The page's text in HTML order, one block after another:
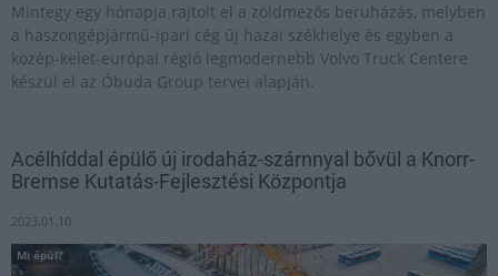
Mintegy egy hónapja rajtolt el a zöldmezős beruházás, melyben
a haszongépjármű-ipari cég új hazai székhelye és egyben a
közép-kelet-európai régió legmodernebb Volvo Truck Centere
készül el az Óbuda Group tervei alapján.
Acélhíddal épülő új irodaház-szárnnyal bővül a Knorr-
Bremse Kutatás-Fejlesztési Központja
2023.01.10
Mi épül?